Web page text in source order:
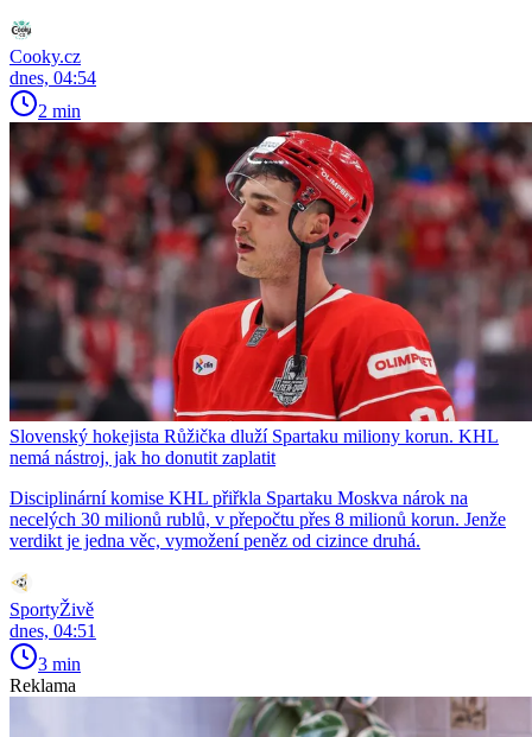
Cooky.cz
dnes, 04:54
2 min
Slovenský hokejista Růžička dluží Spartaku miliony korun. KHL
nemá nástroj, jak ho donutit zaplatit
Disciplinární komise KHL přiřkla Spartaku Moskva nárok na
necelých 30 milionů rublů, v přepočtu přes 8 milionů korun. Jenže
verdikt je jedna věc, vymožení peněz od cizince druhá.
SportyŽivě
dnes, 04:51
3 min
Reklama